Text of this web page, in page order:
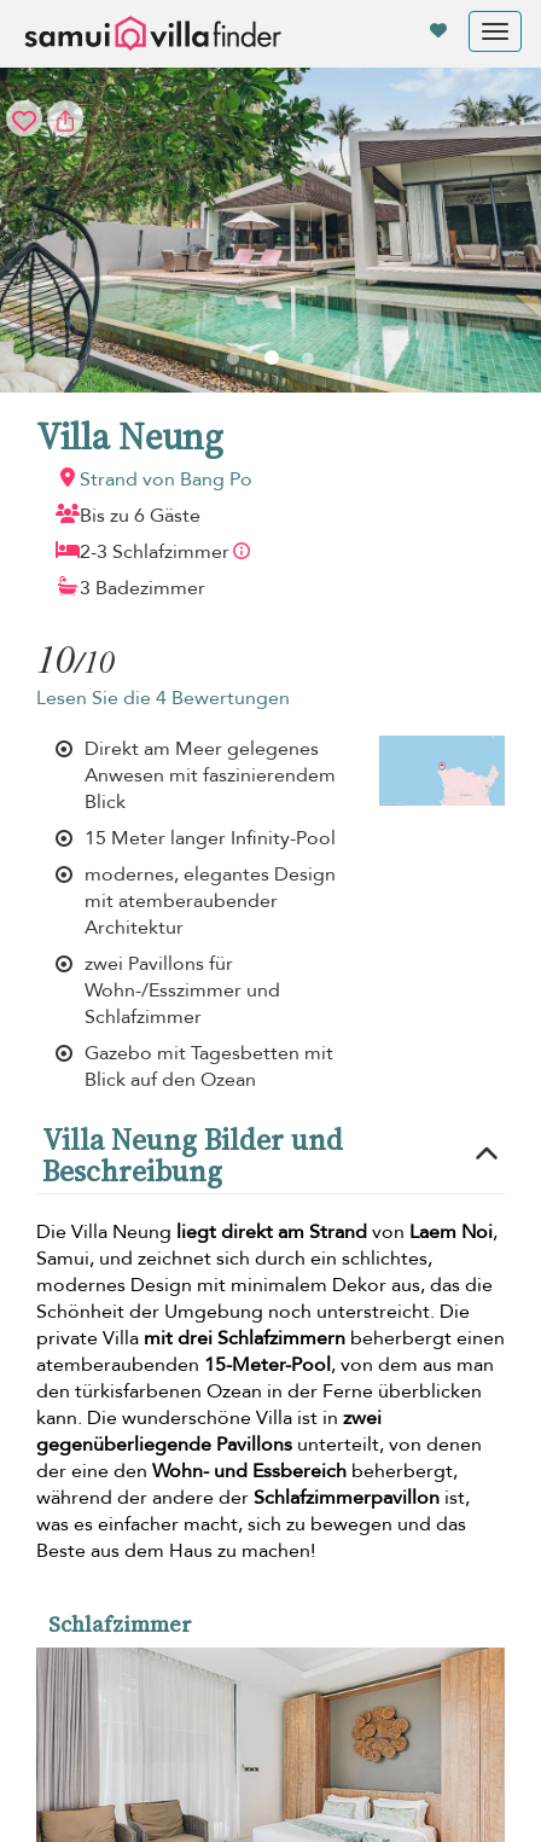
Villa Neung
Strand von Bang Po
Bis zu 6 Gäste
2-3 Schlafzimmer
3 Badezimmer
10/10
Lesen Sie die 4 Bewertungen
Direkt am Meer gelegenes
Anwesen mit faszinierendem
Blick
15 Meter langer Infinity-Pool
modernes, elegantes Design
mit atemberaubender
Architektur
zwei Pavillons für
Wohn-/Esszimmer und
Schlafzimmer
Gazebo mit Tagesbetten mit
Blick auf den Ozean
Villa Neung Bilder und
Beschreibung
Die Villa Neung liegt direkt am Strandvon Laem Noi,
Samui, und zeichnet sich durch ein schlichtes,
modernes Design mit minimalem Dekor aus, das die
Schönheit der Umgebung noch unterstreicht. Die
private Villa mit drei Schlafzimmern beherbergt einen
atemberaubenden 15-Meter-Pool, von dem aus man
den türkisfarbenen Ozean in der Ferne überblicken
kann. Die wunderschöne Villa ist in zwei
gegenüberliegende Pavillons unterteilt, von denen
der eine den Wohn- und Essbereich beherbergt,
während der andere derSchlafzimmerpavillon ist,
was es einfacher macht, sich zu bewegen und das
Beste aus dem Haus zu machen!
Schlafzimmer
Cookie-Einstellungen